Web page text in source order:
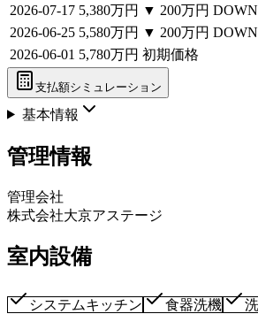
2026-07-17 5,380万円 ▼ 200万円 DOWN
2026-06-25 5,580万円 ▼ 200万円 DOWN
2026-06-01 5,780万円 初期価格
支払額シミュレーション
基本情報
管理情報
管理会社
株式会社大京アステージ
室内設備
システムキッチン 食器洗機